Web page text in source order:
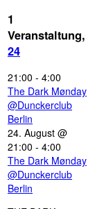
1
Veranstaltung,
24
21:00 - 4:00
The Dark Mønday
@Dunckerclub
Berlin
24. August @
21:00 - 4:00
The Dark Mønday
@Dunckerclub
Berlin